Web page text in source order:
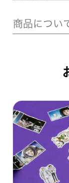
商品につい